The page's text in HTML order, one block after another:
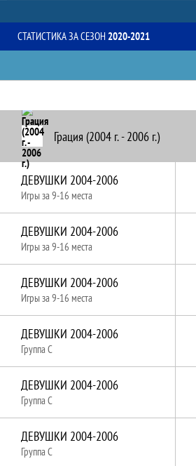
СТАТИСТИКА ЗА СЕЗОН 2020-2021
Грация (2004 г. - 2006 г.)
ДЕВУШКИ 2004-2006
Игры за 9-16 места
ДЕВУШКИ 2004-2006
Игры за 9-16 места
ДЕВУШКИ 2004-2006
Игры за 9-16 места
ДЕВУШКИ 2004-2006
Группа C
ДЕВУШКИ 2004-2006
Группа C
ДЕВУШКИ 2004-2006
Группа C